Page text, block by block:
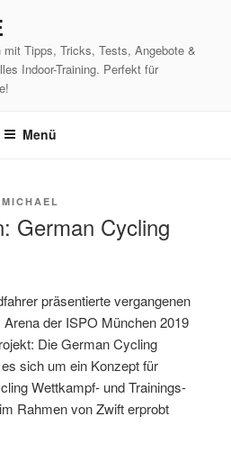
Tipps, Tricks, Tests, Angebote &
Indoor-Training. Perfekt für
Menü
MICHAEL
German Cycling
präsentierte vergangenen
der ISPO München 2019
Die German Cycling
sich um ein Konzept für
Wettkampf- und Trainings-
Rahmen von Zwift erprobt